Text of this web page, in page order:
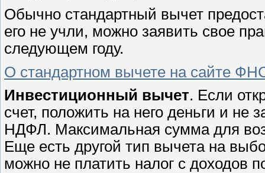
Обычно стандартный вычет
его не учли, можно заявить свое
следующем году.
О стандартном вычете на сайте
Инвестиционный вычет. Если
счет, положить на него деньги и не
НДФЛ. Максимальная сумма для
Еще есть другой тип вычета на
можно не платить налог с доходов